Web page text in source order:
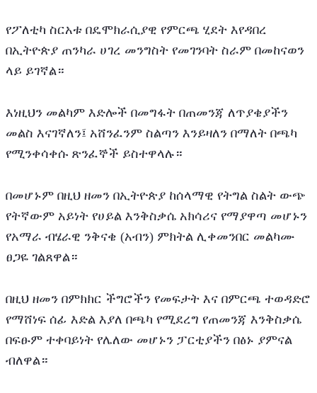
የፖለቲካ ስርአቱ በዴሞክራሲያዊ የምርጫ ሂደት እየዳበረ
በኢትዮጵያ ጠንካራ ሀገረ መንግስት የመገንባት ስራም በመከናወን
ላይ ይገኛል።
እነዚህን መልካም እድሎች በመግፋት በጠመንጃ ለጥያቄያችን
መልስ እናገኛለን፤ አሸንፈንም ስልጣን እንይዛለን በማለት በጫካ
የሚንቀሳቀሱ ጽንፈኞች ይስተዋላሉ።
በመሆኑም በዚህ ዘመን በኢትዮጵያ ከሰላማዊ የትግል ስልት ውጭ
የትኛውም አይነት የሀይል እንቅስቃሴ አክሳሪና የማያዋጣ መሆኑን
የአማራ ብሄራዊ ንቅናቄ (አብን) ምክትል ሊቀመንበር መልካሙ
ፀጋዬ ገልጸዋል።
በዚህ ዘመን በምክክር ችግሮችን የመፍታት እና በምርጫ ተወዳድሮ
የማሸነፍ ሰፊ እድል እያለ በጫካ የሚደረግ የጠመንጃ እንቅስቃሴ
በፍፁም ተቀባይነት የሌለው መሆኑን ፓርቲያችን በፅኑ ያምናል
ብለዋል።